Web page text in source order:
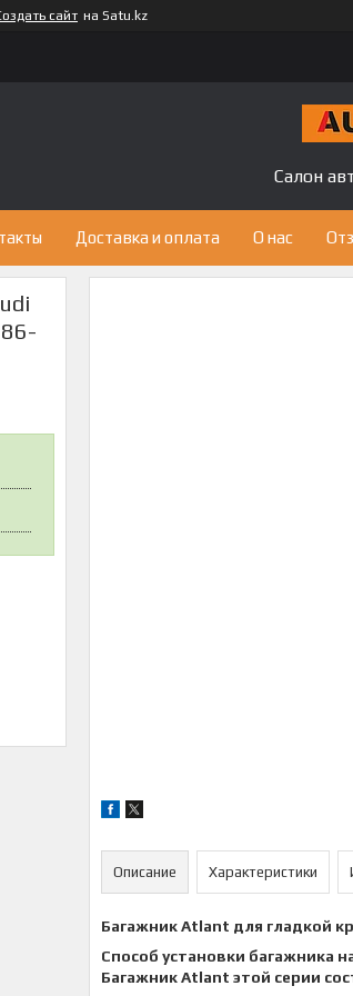
сайт на Satu.kz
Салон
Доставка и оплата О нас
Описание Характеристики
Багажник Atlant для гладкой
Способ установки багажника
Багажник Atlant этой серии